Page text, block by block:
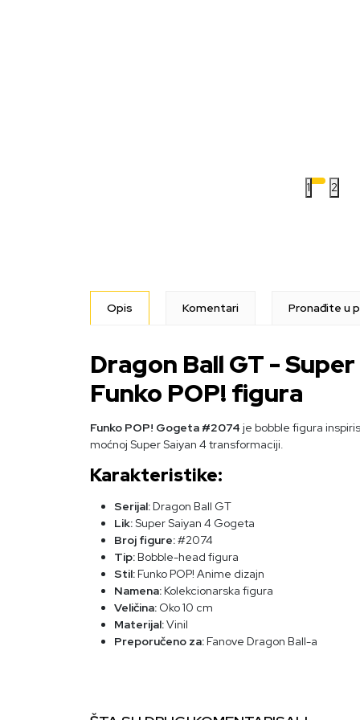
1 2
Opis Komentari Pronađite u
Dragon Ball GT -
Funko POP! figura
Funko POP! Gogeta #2074 je bobble figura
moćnoj Super Saiyan 4 transformaciji.
Karakteristike:
Serijal: Dragon Ball GT
Lik:Super Saiyan 4 Gogeta
Broj figure:#2074
Tip: Bobble-head figura
Stil: Funko POP! Anime dizajn
Namena: Kolekcionarska figura
Veličina: Oko 10 cm
Materijal:Vinil
Preporučeno za: Fanove Dragon Ball-a